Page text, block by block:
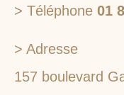
> Téléphone 01
> Adresse
157 boulevard